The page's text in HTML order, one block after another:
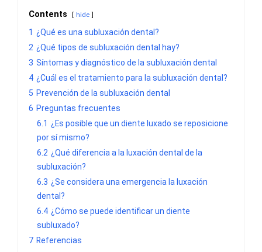
Contents hide
1 ¿Qué es una subluxación dental?
2 ¿Qué tipos de subluxación dental hay?
3 Síntomas y diagnóstico de la subluxación dental
4 ¿Cuál es el tratamiento para la subluxación dental?
5 Prevención de la subluxación dental
6 Preguntas frecuentes
6.1 ¿Es posible que un diente luxado se reposicione
por sí mismo?
6.2 ¿Qué diferencia a la luxación dental de la
subluxación?
6.3 ¿Se considera una emergencia la luxación
dental?
6.4 ¿Cómo se puede identificar un diente
subluxado?
7 Referencias